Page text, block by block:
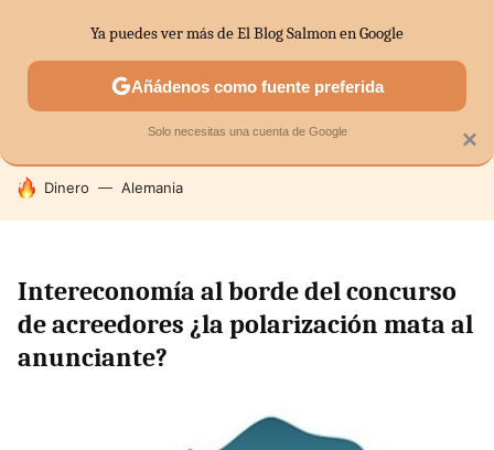
SECTORES ECONOMÍA DOMÉSTICA MERCADOS
HOY SE HABLA DE
Dinero Alemania
Intereconomía al borde del concurso
de acreedores ¿la polarización mata al
anunciante?
×
Ya puedes ver más de El Blog Salmon en Google
Añádenos como fuente preferida
Solo necesitas una cuenta de Google